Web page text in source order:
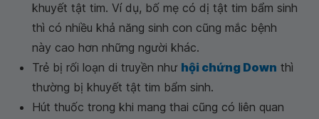
khuyết tật tim. Ví dụ, bố mẹ có dị tật tim bẩm sinh
thì có nhiều khả năng sinh con cũng mắc bệnh
này cao hơn những người khác.
Trẻ bị rối loạn di truyền như hội chứng Down thì
thường bị khuyết tật tim bẩm sinh.
Hút thuốc trong khi mang thai cũng có liên quan